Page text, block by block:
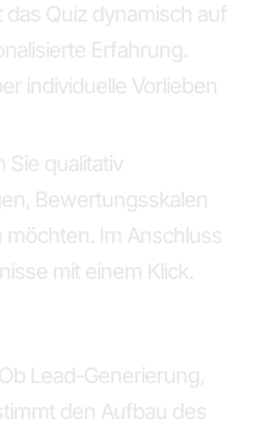
Quiz dynamisch auf
Erfahrung.
individuelle Vorlieben
Sie qualitativ
Bewertungsskalen
Im Anschluss
mit einem Klick.
Lead-Generierung,
den Aufbau des